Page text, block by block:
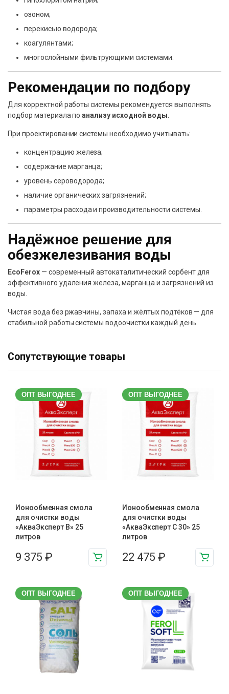
озоном;
перекисью водорода;
коагулянтами;
многослойными фильтрующими системами.
Рекомендации по подбору
Для корректной работы системы рекомендуется выполнять
подбор материала поанализу исходной воды
При проектировании системы необходимо учитывать:
концентрацию железа;
содержание марганца;
уровень сероводорода;
наличие органических загрязнений;
параметры расхода и производительности системы.
Надёжное решение для
обезжелезивания воды
EcoFerox— современный автокаталитический сорбент для
эффективного удаления железа, марганца и загрязнений из
воды.
Чистая вода без ржавчины, запаха и жёлтых подтёков — для
стабильной работы системы водоочистки каждый день.
Сопутствующие товары
ОПТ ВЫГОДНЕЕ
Ионообменная смола
для очистки воды
«АкваЭксперт В» 25
литров
9 375 ₽
ОПТ ВЫГОДНЕЕ
Ионообменная смола
для очистки воды
«АкваЭксперт С 30» 25
литров
22 475 ₽
ОПТ ВЫГОДНЕЕ ОПТ ВЫГОДНЕЕ